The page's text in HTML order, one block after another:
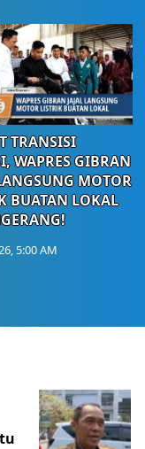
TRANSISI
WAPRES GIBRAN
MOTOR
BUATAN LOKAL
5:00 AM